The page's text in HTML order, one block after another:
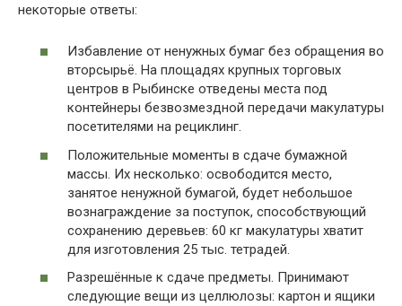
некоторые ответы:
Избавление от ненужных бумаг без обращения во
вторсырьё. На площадях крупных торговых
центров в Рыбинске отведены места под
контейнеры безвозмездной передачи макулатуры
посетителями на рециклинг.
Положительные моменты в сдаче бумажной
массы. Их несколько: освободится место,
занятое ненужной бумагой, будет небольшое
вознаграждение за поступок, способствующий
сохранению деревьев: 60 кг макулатуры хватит
для изготовления 25 тыс. тетрадей.
Разрешённые к сдаче предметы. Принимают
следующие вещи из целлюлозы: картон и ящики